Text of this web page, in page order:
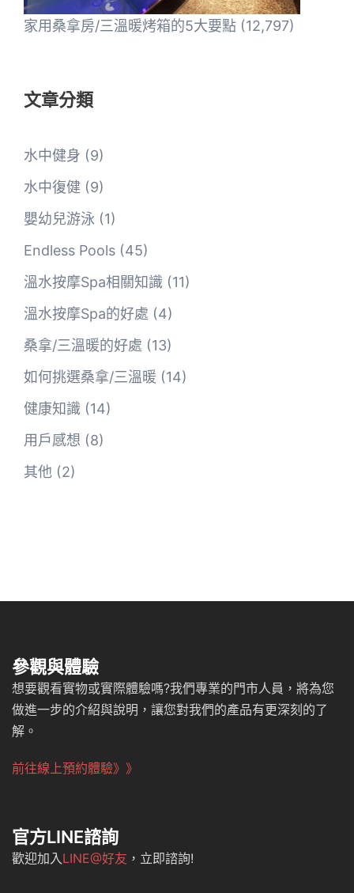
家用桑拿房/三溫暖烤箱的5大要點 (12,797)
文章分類
水中健身 (9)
水中復健 (9)
嬰幼兒游泳 (1)
Endless Pools (45)
溫水按摩Spa相關知識 (11)
溫水按摩Spa的好處 (4)
桑拿/三溫暖的好處 (13)
如何挑選桑拿/三溫暖 (14)
健康知識 (14)
用戶感想 (8)
其他 (2)
參觀與體驗
想要觀看實物或實際體驗嗎?我們專業的門市人員，將為您
做進一步的介紹與說明，讓您對我們的產品有更深刻的了
解。
前往線上預約體驗》》
官方LINE諮詢
歡迎加入 LINE@好友 ，立即諮詢!